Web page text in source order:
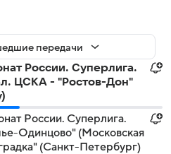
передачи
России. Суперлига.
ЦСКА - "Ростов-Дон"
России. Суперлига.
Одинцово" (Московская
(Санкт-Петербург)